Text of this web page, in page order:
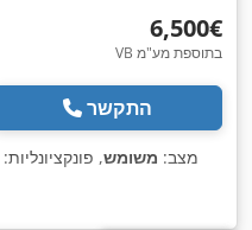
‏6,500 ‏€
VB בתוספת מע"מ
התקשר
מצב: משומש, פונקציונליות: